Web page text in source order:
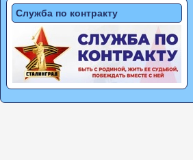
Служба по контракту